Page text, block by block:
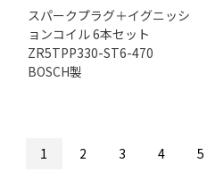
スパークプラグ＋イグニッシ
ョンコイル 6本セット
ZR5TPP330-ST6-470
BOSCH製
1 2 3 4 5